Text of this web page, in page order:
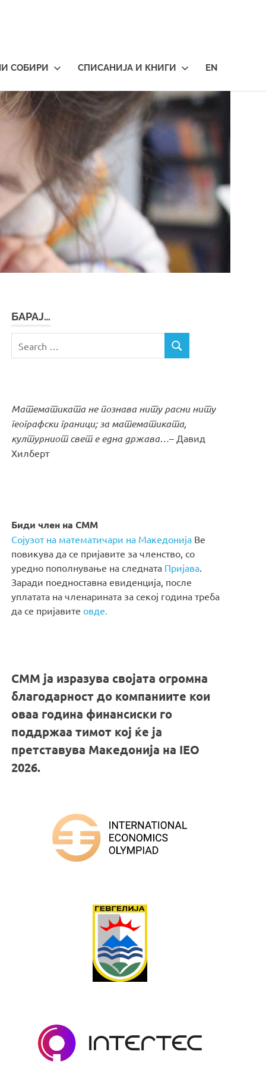
СОБИРИ СПИСАНИЈА И КНИГИ EN
БАРАЈ…
for:
SEARCH
Математиката не познава ниту расни ниту
географски граници; за математиката,
културниот свет е една држава…– Давид
Хилберт
Биди член на СММ
Сојузот на математичари на Македонија Ве
повикува да се пријавите за членство, со
уредно пополнување на следната Пријава
Заради поедноставна евиденција, после
уплатата на членарината за секој година треба
да се пријавитеовде.
СММ ја изразува својата огромна
благодарност до компаниите кои
оваа година финансиски го
поддржаа тимот кој ќе ја
претставува Македонија на IEO
2026.